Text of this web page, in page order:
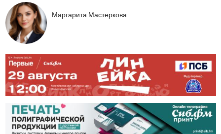
Маргарита Мастеркова